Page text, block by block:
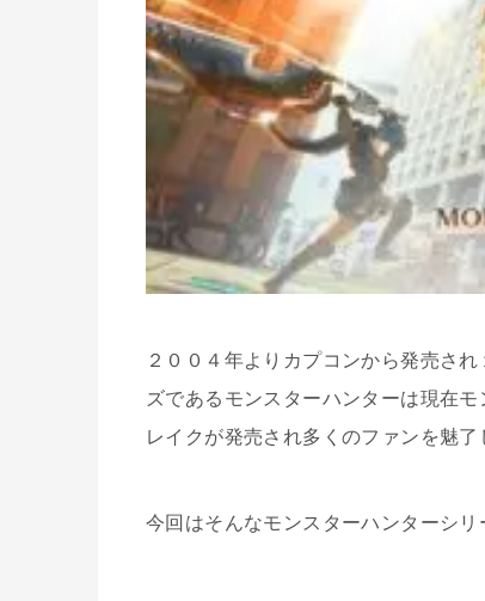
２００４年よりカプコンから発売さ
ズであるモンスターハンターは現在
レイクが発売され多くのファンを魅了
今回はそんなモンスターハンターシ